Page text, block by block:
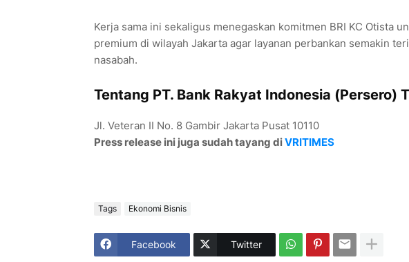
Kerja sama ini sekaligus menegaskan komitmen BRI KC Otista
premium di wilayah Jakarta agar layanan perbankan semakin
nasabah.
Tentang PT. Bank Rakyat Indonesia (Persero)
Jl. Veteran II No. 8 Gambir Jakarta Pusat 10110
Press release ini juga sudah tayang diVRITIMES
Tags Ekonomi Bisnis
Facebook Twitter